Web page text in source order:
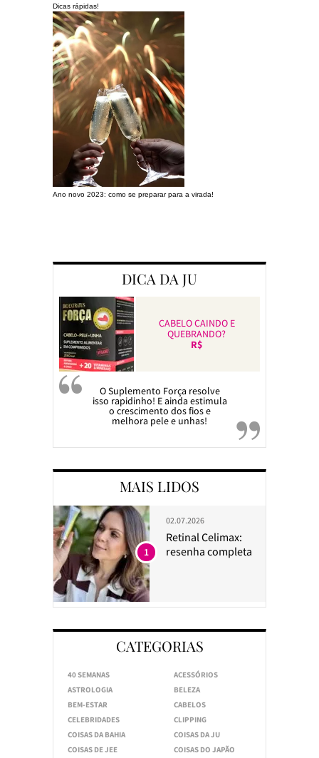
Dicas rápidas!
Ano novo 2023: como se preparar para a virada!
DICA DA JU
CABELO CAINDO E
QUEBRANDO?
R$
O Suplemento Força resolve
isso rapidinho! E ainda estimula
o crescimento dos fios e
melhora pele e unhas!
MAIS LIDOS
02.07.2026
Retinal Celimax:
resenha completa
1
CATEGORIAS
40 SEMANAS
ACESSÓRIOS
ASTROLOGIA
BELEZA
BEM-ESTAR
CABELOS
CELEBRIDADES
CLIPPING
COISAS DA BAHIA
COISAS DA JU
COISAS DE JEE
COISAS DO JAPÃO